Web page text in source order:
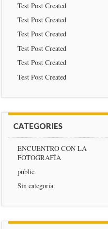
Test Post Created
Test Post Created
Test Post Created
Test Post Created
Test Post Created
Test Post Created
CATEGORIES
ENCUENTRO CON LA
FOTOGRAFÍA
public
Sin categoría